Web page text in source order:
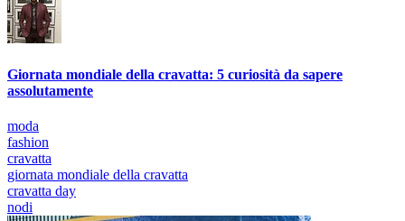
Giornata mondiale della cravatta: 5 curiosità da sapere
assolutamente
moda
fashion
cravatta
giornata mondiale della cravatta
cravatta day
nodi